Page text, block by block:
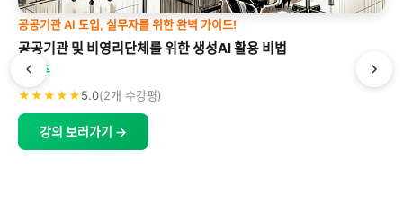
공공기관 AI 도입, 실무자를 위한 완벽 가이드!
공공기관 및 비영리단체를 위한 생성AI 활용 비법
박형주
★★★★★5.0(2개 수강평)
강의 보러가기 →